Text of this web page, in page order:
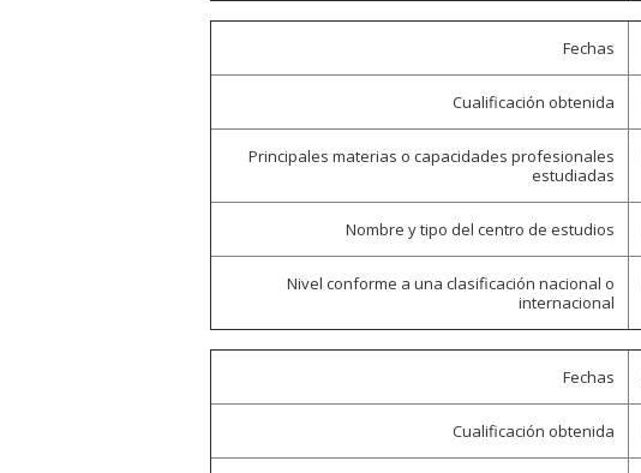
Fechas
Cualificación obtenida
Principales materias o capacidades profesionales
estudiadas
Nombre y tipo del centro de estudios
Nivel conforme a una clasificación nacional o
internacional
Fechas
Cualificación obtenida